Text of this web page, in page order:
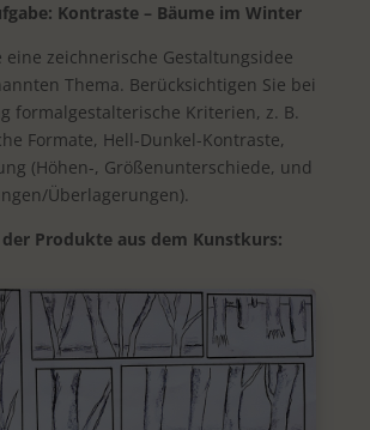
Kontraste – Bäume im Winter
eine zeichnerische Gestaltungsidee
Thema. Berücksichtigen Sie bei
formalgestalterische Kriterien, z. B.
Formate, Hell-Dunkel-Kontraste,
(Höhen-, Größenunterschiede, und
Überlagerungen).
Produkte aus dem Kunstkurs: